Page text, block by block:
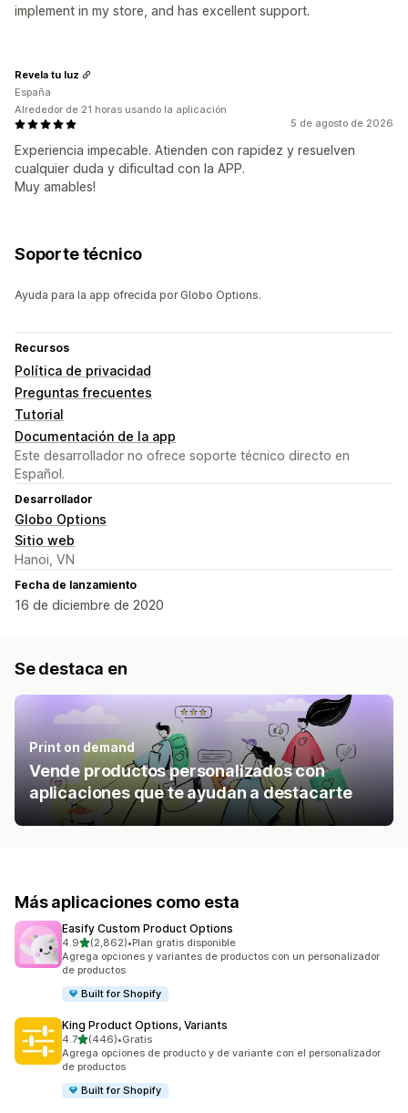
implement in my store, and has excellent support.
5 de agosto de 2026
Experiencia impecable. Atienden con rapidez y resuelven
cualquier duda y dificultad con la APP.
Muy amables!
Revela tu luz
España
Alrededor de 21 horas usando la aplicación
Soporte técnico
Ayuda para la app ofrecida por Globo Options.
Recursos
Política de privacidad
Preguntas frecuentes
Tutorial
Documentación de la app
Este desarrollador no ofrece soporte técnico directo en
Español.
Desarrollador
Globo Options
Sitio web
Hanoi, VN
Fecha de lanzamiento
16 de diciembre de 2020
Se destaca en
Print on demand
Vende productos personalizados con
aplicaciones que te ayudan a destacarte
Más aplicaciones como esta
Easify Custom Product Options
4.9de 5 estrellas
(2,862)
2862 reseñas en total
•Plan gratis disponible
Agrega opciones y variantes de productos con un personalizador
de productos
Built for Shopify
King Product Options, Variants
4.7de 5 estrellas
(446)
446 reseñas en total
•Gratis
Agrega opciones de producto y de variante con el personalizador
de productos
Built for Shopify